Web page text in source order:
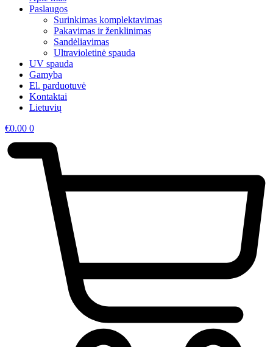
Paslaugos
Surinkimas komplektavimas
Pakavimas ir ženklinimas
Sandėliavimas
Ultravioletinė spauda
UV spauda
Gamyba
El. parduotuvė
Kontaktai
Lietuvių
€0.00 0